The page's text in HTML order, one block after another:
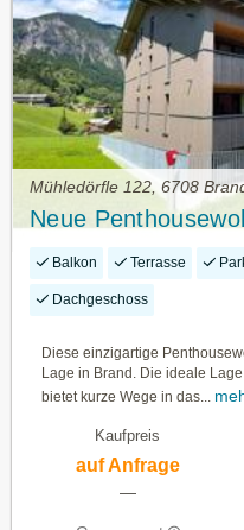
Mühledörfle 122, 6708
Neue
Balkon Terrasse
Dachgeschoss
Diese einzigartige
Lage in Brand. Die ideale
bietet kurze Wege in das...
Kaufpreis
auf Anfrage
—